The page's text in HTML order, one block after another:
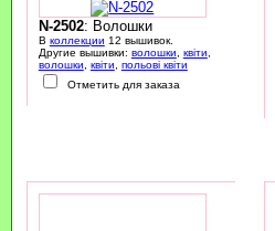
N-2502: Волошки
В коллекции 12 вышивок.
Другие вышивки: волошки квіти
волошки
квіти
польові квіти
Отметить для заказа